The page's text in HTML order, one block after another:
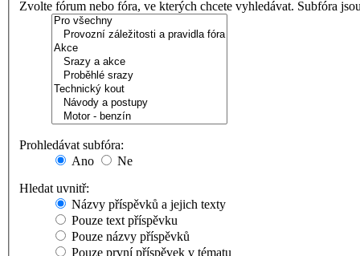
Zvolte fórum nebo fóra, ve kterých chcete vyhledávat. Subfóra
Prohledávat subfóra:
Ano
Ne
Hledat uvnitř:
Názvy příspěvků a jejich texty
Pouze text příspěvku
Pouze názvy příspěvků
Pouze první příspěvek v tématu